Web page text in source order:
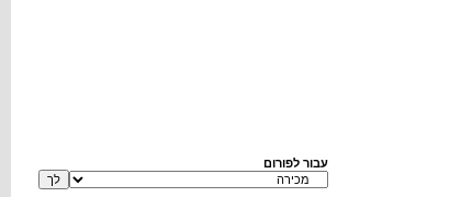
עבור לפורום